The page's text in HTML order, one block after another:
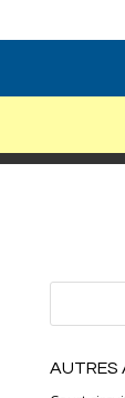
AUTRES